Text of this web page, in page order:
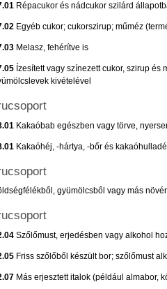
Répacukor és nádcukor szilárd
Egyéb cukor; cukorszirup; műméz
Melasz, fehérítve is
Ízesített vagy színezett cukor, szirup
kivételével
Kakaóbab egészben vagy törve,
Kakaóhéj, -hártya, -bőr és
gyümölcsből vagy más
Szőlőmust, erjedésben vagy alkohol
Friss szőlőből készült bor; szőlőmust
Más erjesztett italok (például almabor,